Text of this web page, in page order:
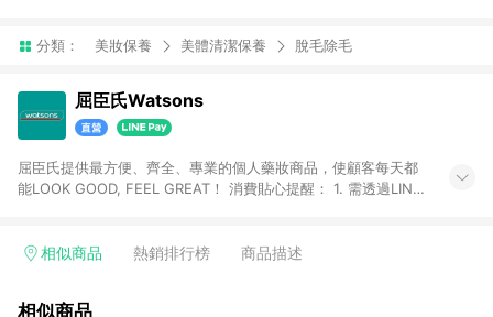
分類： 美妝保養 美體清潔保養 脫毛除毛
屈臣氏Watsons
屈臣氏提供最方便、齊全、專業的個人藥妝商品，使顧客每天都
能LOOK GOOD, FEEL GREAT！ 消費貼心提醒： 1. 需透過LINE
下單，每筆交易前請確認有經過LINE購物跳轉頁才符合返點資
相似商品 熱銷排行榜 商品描述
相似商品